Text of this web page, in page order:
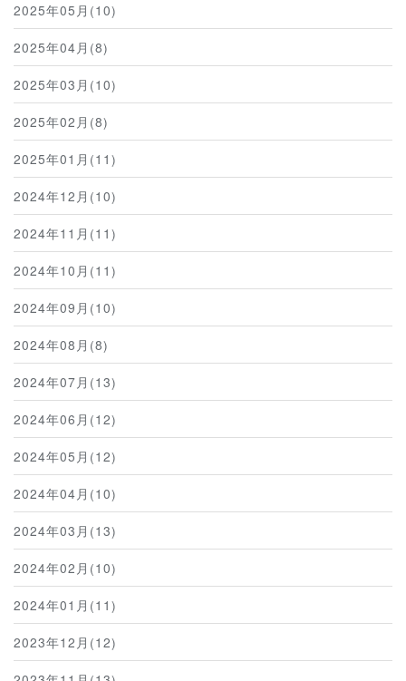
2025年05月(10)
2025年04月(8)
2025年03月(10)
2025年02月(8)
2025年01月(11)
2024年12月(10)
2024年11月(11)
2024年10月(11)
2024年09月(10)
2024年08月(8)
2024年07月(13)
2024年06月(12)
2024年05月(12)
2024年04月(10)
2024年03月(13)
2024年02月(10)
2024年01月(11)
2023年12月(12)